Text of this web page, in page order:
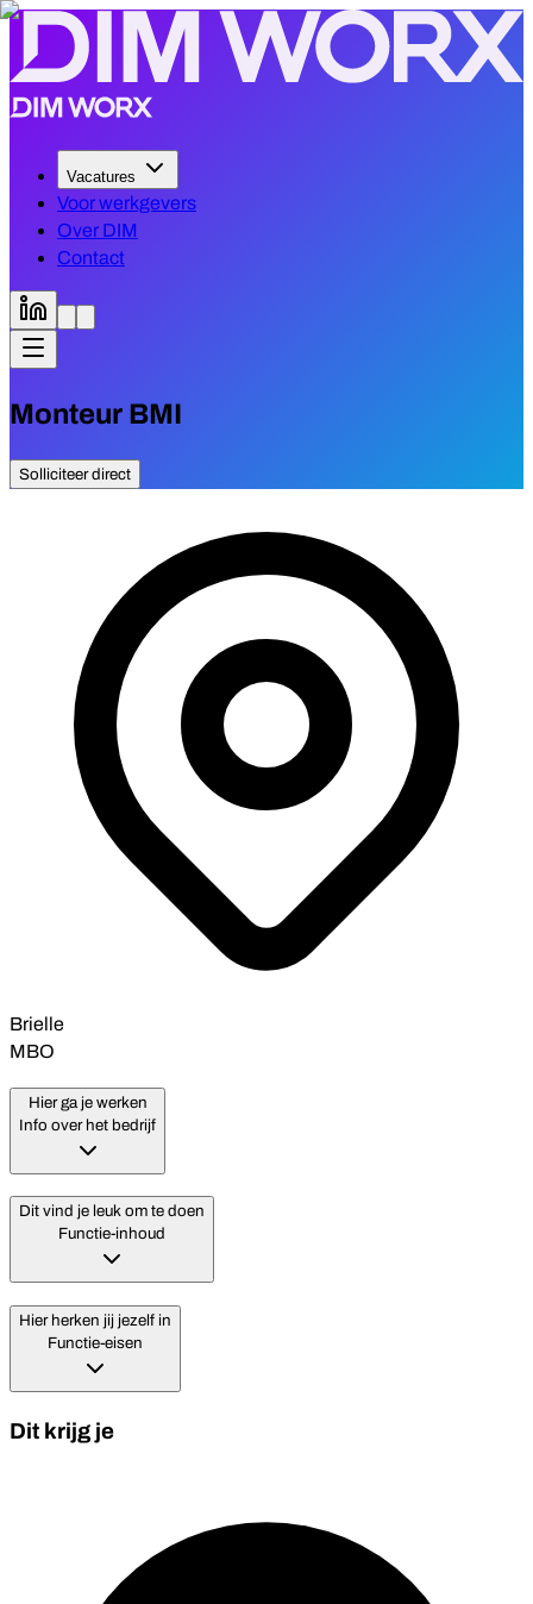
Vacatures
Voor werkgevers
Over DIM
Contact
Monteur BMI
Solliciteer direct
Brielle
MBO
Hier ga je werken
Info over het bedrijf
Dit vind je leuk om te doen
Functie-inhoud
Hier herken jij jezelf in
Functie-eisen
Dit krijg je